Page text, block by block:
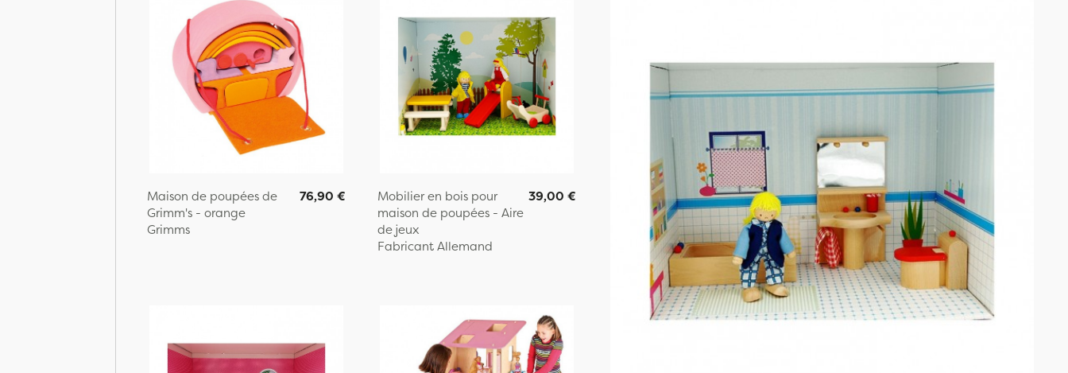
Maison de poupées de
Grimm's - orange
Grimms
76,90 €
Mobilier en bois pour
maison de poupées - Aire
de jeux
Fabricant Allemand
39,00 €